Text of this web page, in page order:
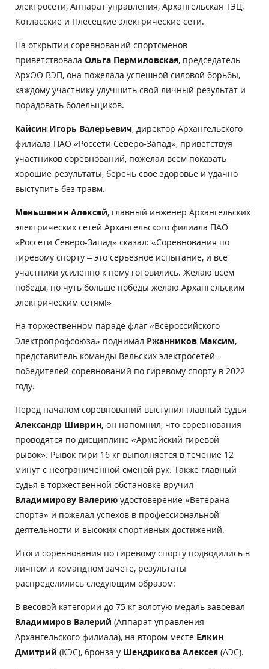
электросети, Аппарат управления, Архангельская ТЭЦ,
Котласские и Плесецкие электрические сети.
На открытии соревнований спортсменов
приветствовала Ольга Пермиловская, председатель
АрхОО ВЭП, она пожелала успешной силовой борьбы,
каждому участнику улучшить свой личный результат и
порадовать болельщиков.
Кайсин Игорь Валерьевич, директор Архангельского
филиала ПАО «Россети Северо-Запад», приветствуя
участников соревнований, пожелал всем показать
хорошие результаты, беречь своё здоровье и удачно
выступить без травм.
Меньшенин Алексей, главный инженер Архангельских
электрических сетей Архангельского филиала ПАО
«Россети Северо-Запад» сказал: «Соревнования по
гиревому спорту – это серьезное испытание, и все
участники усиленно к нему готовились. Желаю всем
победы, но чуть больше победы желаю Архангельским
электрическим сетям!»
На торжественном параде флаг «Всероссийского
Электропрофсоюза» поднимал Ржанников Максим,
представитель команды Вельских электросетей -
победителей соревнований по гиревому спорту в 2022
году.
Перед началом соревнований выступил главный судья
Александр Шиврин, он напомнил, что соревнования
проводятся по дисциплине «Армейский гиревой
рывок». Рывок гири 16 кг выполняется в течение 12
минут с неограниченной сменой рук. Также главный
судья в торжественной обстановке вручил
Владимирову Валерию удостоверение «Ветерана
спорта» и пожелал успехов в профессиональной
деятельности и высоких спортивных достижений.
Итоги соревнования по гиревому спорту подводились в
личном и командном зачете, результаты
распределились следующим образом:
В весовой категории до 75 кг золотую медаль завоевал
Владимиров Валерий (Аппарат управления
Архангельского филиала), на втором месте Елкин
Дмитрий (КЭС), бронза у Шендрикова Алексея (АЭС).